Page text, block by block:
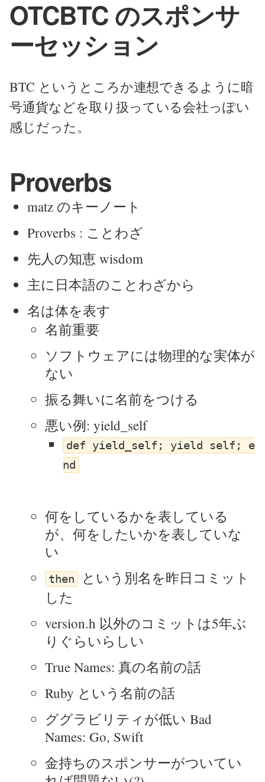
OTCBTC のスポンサ
ーセッション
BTC というところか連想できるように暗
号通貨などを取り扱っている会社っぽい
感じだった。
Proverbs
matz のキーノート
Proverbs : ことわざ
先人の知恵 wisdom
主に日本語のことわざから
名は体を表す
名前重要
ソフトウェアには物理的な実体が
ない
振る舞いに名前をつける
悪い例: yield_self
def yield_self; yield self; e
nd
何をしているかを表している
が、何をしたいかを表していな
い
then
という別名を昨日コミット
した
version.h 以外のコミットは5年ぶ
りぐらいらしい
True Names: 真の名前の話
Ruby という名前の話
ググラビリティが低い Bad
Names: Go, Swift
金持ちのスポンサーがついてい